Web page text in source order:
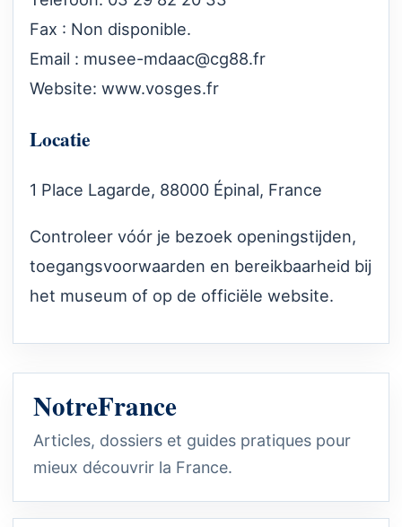
Fax : Non disponible.
Email : musee-mdaac@cg88.fr
Website: www.vosges.fr
Locatie
1 Place Lagarde, 88000 Épinal, France
Controleer vóór je bezoek openingstijden,
toegangsvoorwaarden en bereikbaarheid bij
het museum of op de officiële website.
NotreFrance
Articles, dossiers et guides pratiques pour
mieux découvrir la France.